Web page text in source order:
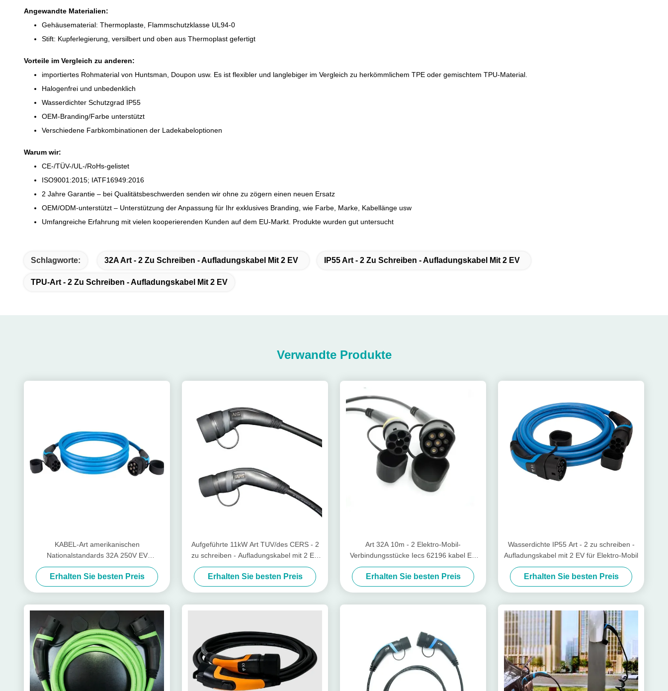
Angewandte Materialien:
Gehäusematerial: Thermoplaste, Flammschutzklasse UL94-0
Stift: Kupferlegierung, versilbert und oben aus Thermoplast gefertigt
Vorteile im Vergleich zu anderen:
importiertes Rohmaterial von Huntsman, Doupon usw. Es ist flexibler und langlebiger im Vergleich zu herkömmlichem TPE oder gemischtem TPU-Material.
Halogenfrei und unbedenklich
Wasserdichter Schutzgrad IP55
OEM-Branding/Farbe unterstützt
Verschiedene Farbkombinationen der Ladekabeloptionen
Warum wir:
CE-/TÜV-/UL-/RoHs-gelistet
ISO9001:2015; IATF16949:2016
2 Jahre Garantie – bei Qualitätsbeschwerden senden wir ohne zu zögern einen neuen Ersatz
OEM/ODM-unterstützt – Unterstützung der Anpassung für Ihr exklusives Branding, wie Farbe, Marke, Kabellänge usw
Umfangreiche Erfahrung mit vielen kooperierenden Kunden auf dem EU-Markt. Produkte wurden gut untersucht
Schlagworte: 32A Art - 2 Zu Schreiben - Aufladungskabel Mit 2 EV IP55 Art - 2 Zu Schreiben - Aufladungskabel Mit 2 EV
TPU-Art - 2 Zu Schreiben - Aufladungskabel Mit 2 EV
Verwandte Produkte
KABEL-Art amerikanischen
Nationalstandards 32A 250V EV
Aufladungsausgangs- 2 zu schreiben -
Aufladungskabel 2
Erhalten Sie besten Preis
Aufgeführte 11kW Art TUV/des CERS - 2
zu schreiben - Aufladungskabel mit 2 EV
für Zoe
Erhalten Sie besten Preis
Art 32A 10m - 2 Elektro-Mobil-
Verbindungsstücke Iecs 62196 kabel EV
Aufladungs
Erhalten Sie besten Preis
Wasserdichte IP55 Art - 2 zu schreiben -
Aufladungskabel mit 2 EV für Elektro-Mobil
Erhalten Sie besten Preis